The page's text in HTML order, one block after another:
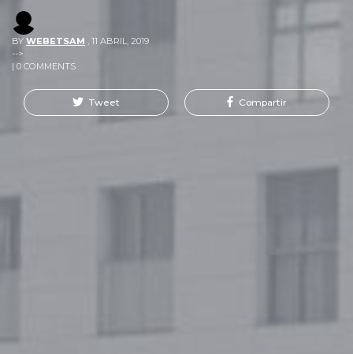
BY WEBETSAM
11 ABRIL, 2019
-->
| 0 COMMENTS
Tweet Compartir